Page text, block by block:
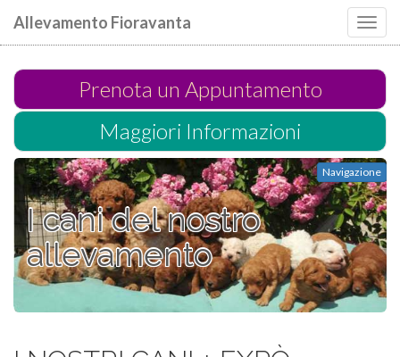
Allevamento Fioravanta
Prenota un Appuntamento
Maggiori Informazioni
Navigazione
I cani del nostro
allevamento